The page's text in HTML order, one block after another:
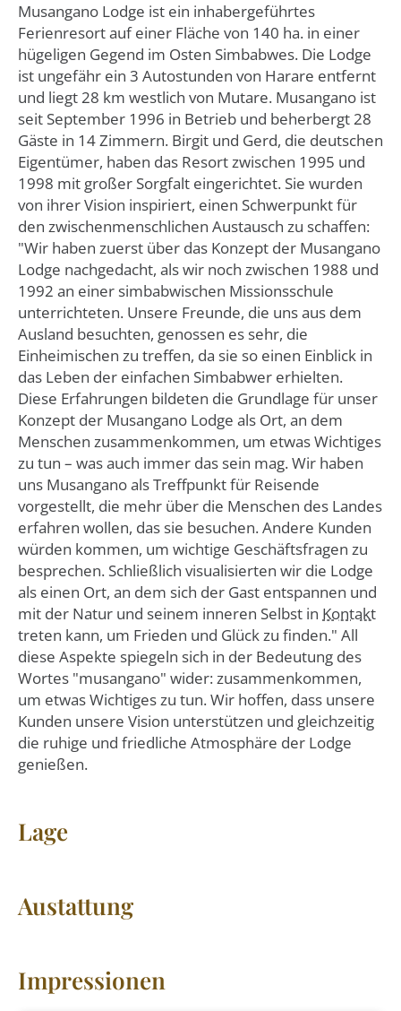
Musangano Lodge ist ein inhabergeführtes
Ferienresort auf einer Fläche von 140 ha. in einer
hügeligen Gegend im Osten Simbabwes. Die Lodge
ist ungefähr ein 3 Autostunden von Harare entfernt
und liegt 28 km westlich von Mutare. Musangano ist
seit September 1996 in Betrieb und beherbergt 28
Gäste in 14 Zimmern. Birgit und Gerd, die deutschen
Eigentümer, haben das Resort zwischen 1995 und
1998 mit großer Sorgfalt eingerichtet. Sie wurden
von ihrer Vision inspiriert, einen Schwerpunkt für
den zwischenmenschlichen Austausch zu schaffen:
"Wir haben zuerst über das Konzept der Musangano
Lodge nachgedacht, als wir noch zwischen 1988 und
1992 an einer simbabwischen Missionsschule
unterrichteten. Unsere Freunde, die uns aus dem
Ausland besuchten, genossen es sehr, die
Einheimischen zu treffen, da sie so einen Einblick in
das Leben der einfachen Simbabwer erhielten.
Diese Erfahrungen bildeten die Grundlage für unser
Konzept der Musangano Lodge als Ort, an dem
Menschen zusammenkommen, um etwas Wichtiges
zu tun – was auch immer das sein mag. Wir haben
uns Musangano als Treffpunkt für Reisende
vorgestellt, die mehr über die Menschen des Landes
erfahren wollen, das sie besuchen. Andere Kunden
würden kommen, um wichtige Geschäftsfragen zu
besprechen. Schließlich visualisierten wir die Lodge
als einen Ort, an dem sich der Gast entspannen und
mit der Natur und seinem inneren Selbst in Kontakt
treten kann, um Frieden und Glück zu finden." All
diese Aspekte spiegeln sich in der Bedeutung des
Wortes "musangano" wider: zusammenkommen,
um etwas Wichtiges zu tun. Wir hoffen, dass unsere
Kunden unsere Vision unterstützen und gleichzeitig
die ruhige und friedliche Atmosphäre der Lodge
genießen.
Lage
Austattung
Impressionen